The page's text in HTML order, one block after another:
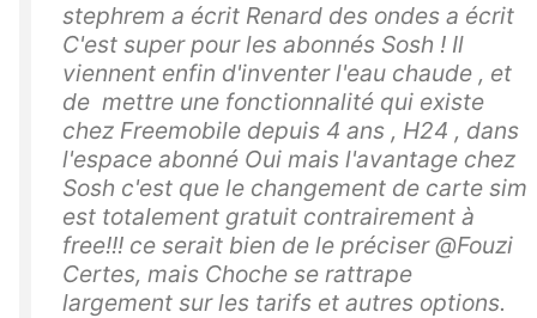
stephrem a écrit Renard des ondes a écrit
C'est super pour les abonnés Sosh ! Il
viennent enfin d'inventer l'eau chaude , et
de mettre une fonctionnalité qui existe
chez Freemobile depuis 4 ans , H24 , dans
l'espace abonné Oui mais l'avantage chez
Sosh c'est que le changement de carte sim
est totalement gratuit contrairement à
free!!! ce serait bien de le préciser @Fouzi
Certes, mais Choche se rattrape
largement sur les tarifs et autres options.